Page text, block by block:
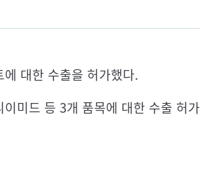
대한 수출을 허가했다.
미드 등 3개 품목에 대한 수출 허가